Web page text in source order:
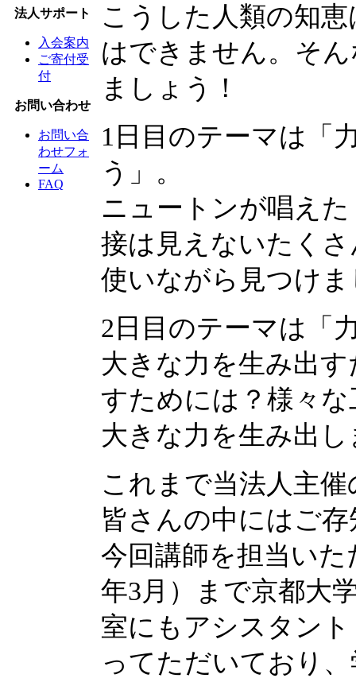
法人サポート
入会案内
ご寄付受
付
お問い合わせ
お問い合
わせフォ
ーム
FAQ
こうした人類の知
はできません。そ
ましょう！
1日目のテーマは「
う」。
ニュートンが唱え
接は見えないたく
使いながら見つけ
2日目のテーマは「
大きな力を生み出
すためには？様々
大きな力を生み出
これまで当法人主
皆さんの中にはご
今回講師を担当いた
年3月）まで京都大
室にもアシスタン
ってただいており